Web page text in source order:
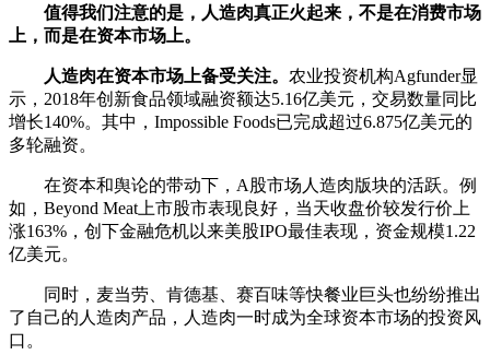
值得我们注意的是，人造肉真正火起来，不是在消费市场
上，而是在资本市场上。
人造肉在资本市场上备受关注。 农业投资机构Agfunder显
示，2018年创新食品领域融资额达5.16亿美元，交易数量同比
增长140%。其中，Impossible Foods已完成超过6.875亿美元的
多轮融资。
在资本和舆论的带动下，A股市场人造肉版块的活跃。例
如，Beyond Meat上市股市表现良好，当天收盘价较发行价上
涨163%，创下金融危机以来美股IPO最佳表现，资金规模1.22
亿美元。
同时，麦当劳、肯德基、赛百味等快餐业巨头也纷纷推出
了自己的人造肉产品，人造肉一时成为全球资本市场的投资风
口。